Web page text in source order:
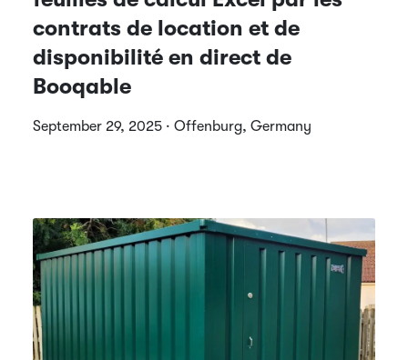
contrats de location et de
disponibilité en direct de
Booqable
September 29, 2025 · Offenburg, Germany